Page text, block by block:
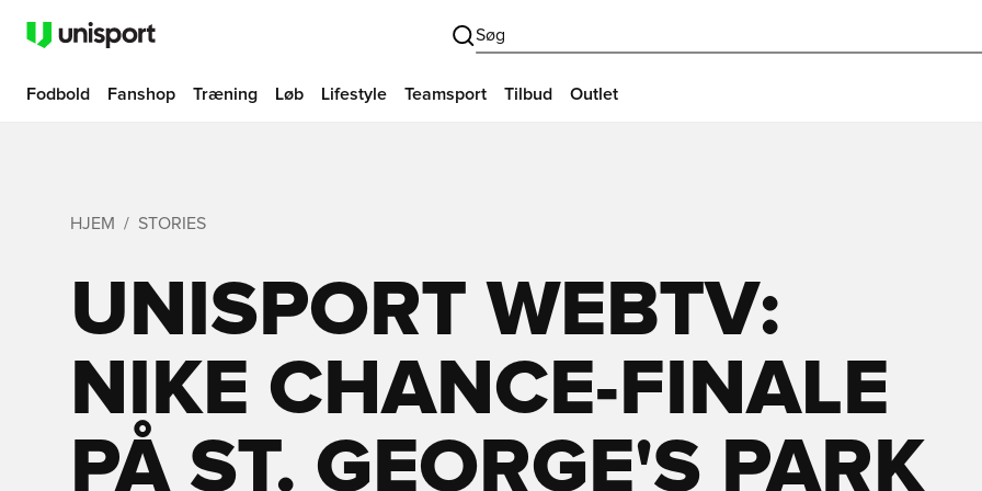
Søg
Fodbold Fanshop Træning Løb Lifestyle Teamsport Tilbud Outlet
HJEM STORIES
UNISPORT WEBTV:
NIKE CHANCE-FINALE
PÅ ST. GEORGE'S PARK